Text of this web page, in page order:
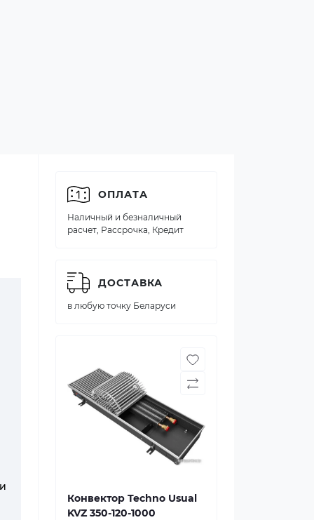
ОПЛАТА
Наличный и безналичный
расчет, Рассрочка, Кредит
ДОСТАВКА
в любую точку Беларуси
Конвектор Techno Usual
KVZ 350-120-1000